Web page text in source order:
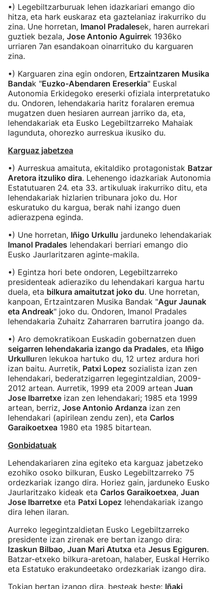
•) Legebiltzarburuak lehen idazkariari emango dio
hitza, eta hark euskaraz eta gaztelaniaz irakurriko du
zina. Une horretan, Imanol Pradalesek, haren aurrekari
guztiek bezala, Jose Antonio Aguirrek 1936ko
urriaren 7an esandakoan oinarrituko du karguaren
zina.
•) Karguaren zina egin ondoren, Ertzaintzaren Musika
Bandak "Euzko-Abendaren Ereserkia" Euskal
Autonomia Erkidegoko ereserki ofiziala interpretatuko
du. Ondoren, lehendakaria haritz foralaren eremua
mugatzen duen hesiaren aurrean jarriko da, eta,
lehendakariak eta Eusko Legebiltzarreko Mahaiak
lagunduta, ohorezko aurreskua ikusiko du.
Karguaz jabetzea
•) Aurreskua amaituta, ekitaldiko protagonistak Batzar
Aretora itzuliko dira. Lehenengo idazkariak Autonomia
Estatutuaren 24. eta 33. artikuluak irakurriko ditu, eta
lehendakariak hizlarien tribunara joko du. Hor
eskuratuko du kargua, berak nahi izango duen
adierazpena eginda.
•) Une horretan, Iñigo Urkullu jarduneko lehendakariak
Imanol Pradales lehendakari berriari emango dio
Eusko Jaurlaritzaren aginte-makila.
•) Egintza hori bete ondoren, Legebiltzarreko
presidenteak adieraziko du lehendakari kargua hartu
duela, eta bilkura amaitutzat joko du. Une horretan,
kanpoan, Ertzaintzaren Musika Bandak "Agur Jaunak
eta Andreak" joko du. Ondoren, Imanol Pradales
lehendakaria Zuhaitz Zaharraren barrutira joango da.
•) Aro demokratikoan Euskadin gobernatzen duen
seigarren lehendakaria izango da Pradales, eta Iñigo
Urkulluren lekukoa hartuko du, 12 urtez ardura hori
izan baitu. Aurretik, Patxi Lopez sozialista izan zen
lehendakari, bederatzigarren legegintzaldian, 2009-
2012 artean. Aurretik, 1999 eta 2009 artean Juan
Jose Ibarretxe izan zen lehendakari; 1985 eta 1999
artean, berriz, Jose Antonio Ardanza izan zen
lehendakari (apirilean zendu zen), eta Carlos
Garaikoetxea 1980 eta 1985 bitartean.
Gonbidatuak
Lehendakariaren zina egiteko eta karguaz jabetzeko
ezohiko osoko bilkuran, Eusko Legebiltzarreko 75
ordezkariak izango dira. Horiez gain, jarduneko Eusko
Jaurlaritzako kideak eta Carlos Garaikoetxea, Juan
Jose Ibarretxe eta Patxi Lopez lehendakariak izango
dira lehen ilaran.
Aurreko legegintzaldietan Eusko Legebiltzarreko
presidente izan zirenak ere bertan izango dira:
Izaskun Bilbao, Juan Mari Atutxa eta Jesus Egiguren.
Batzar-etxeko bilkura-aretoan, halaber, Euskal Herriko
eta Estatuko erakundeetako ordezkariak izango dira.
Tokian bertan izango dira, besteak beste: Iñaki